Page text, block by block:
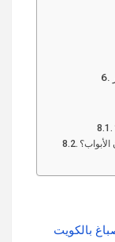
بالكويت